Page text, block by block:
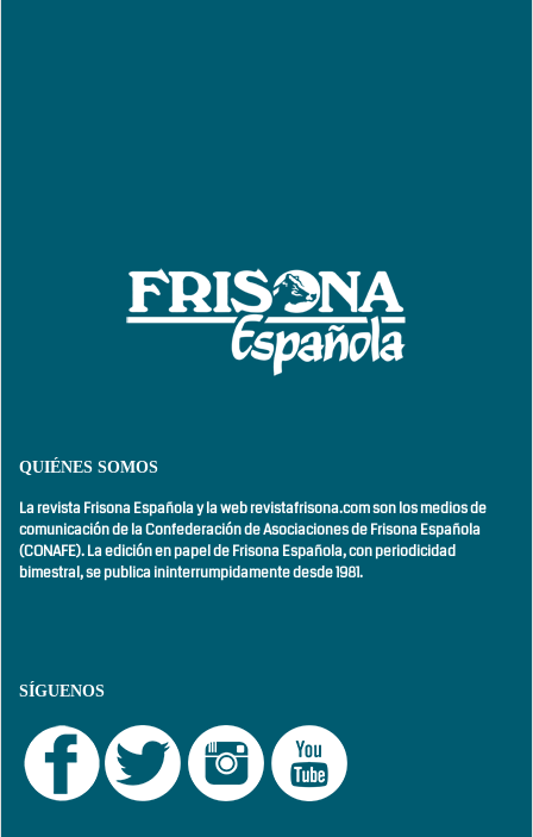
QUIÉNES SOMOS
La revista Frisona Española y la web revistafrisona.com son los medios de
comunicación de la Confederación de Asociaciones de Frisona Española
(CONAFE). La edición en papel de Frisona Española, conperiodicidad
bimestral,se publica ininterrumpidamente desde 1981.
SÍGUENOS